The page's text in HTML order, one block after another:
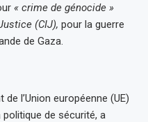
« crime de génocide »
(CIJ), pour la guerre
de Gaza.
l’Union européenne (UE)
de sécurité, a